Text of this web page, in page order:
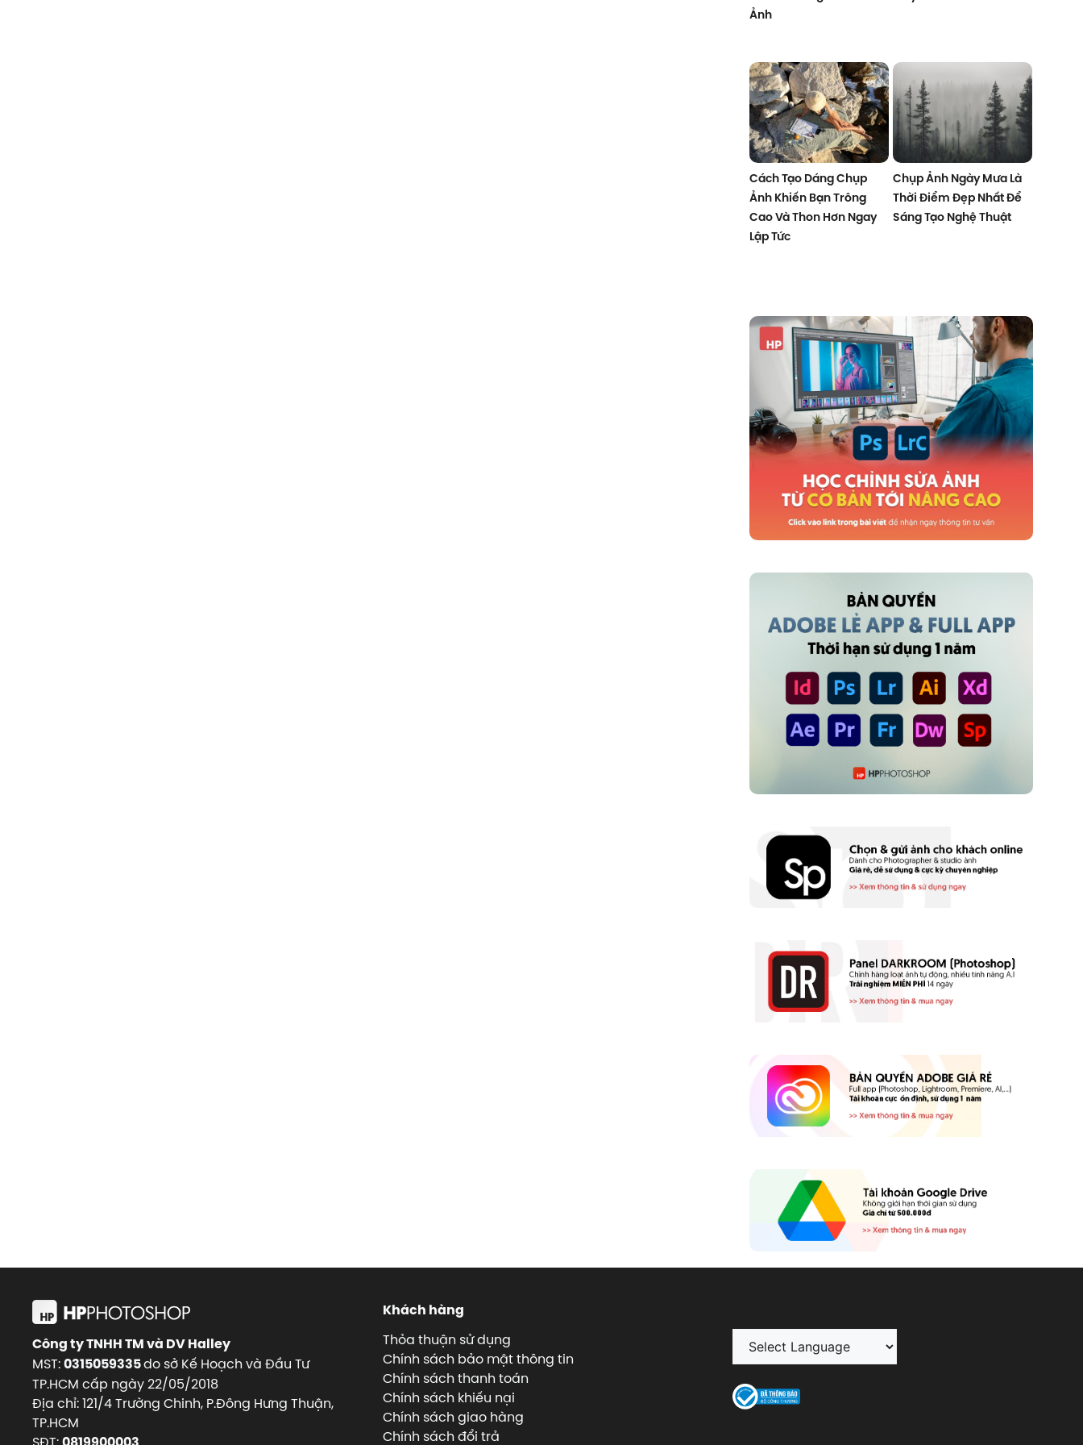
Ảnh
Cách Tạo Dáng Chụp
Ảnh Khiến Bạn Trông
Cao Và Thon Hơn Ngay
Lập Tức
Chụp Ảnh Ngày Mưa Là
Thời Điểm Đẹp Nhất Để
Sáng Tạo Nghệ Thuật
Công ty TNHH TM và DV Halley
MST:0315059335do sở Kế Hoạch và Đầu Tư
TP.HCM cấp ngày 22/05/2018
Địa chỉ: 121/4 Trường Chinh, P.Đông Hưng Thuận,
TP.HCM
Khách hàng
Thỏa thuận sử dụng
Chính sách bảo mật thông tin
Chính sách thanh toán
Chính sách khiếu nại
Chính sách giao hàng
Chính sách đổi trả